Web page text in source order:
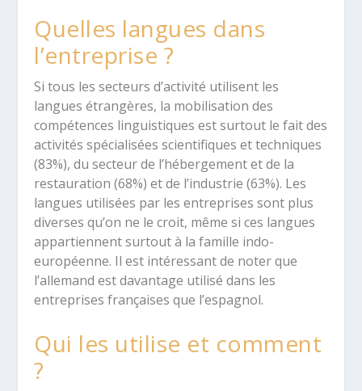
Quelles langues dans
l’entreprise ?
Si tous les secteurs d’activité utilisent les
langues étrangères, la mobilisation des
compétences linguistiques est surtout le fait des
activités spécialisées scientifiques et techniques
(83%), du secteur de l’hébergement et de la
restauration (68%) et de l’industrie (63%). Les
langues utilisées par les entreprises sont plus
diverses qu’on ne le croit, même si ces langues
appartiennent surtout à la famille indo-
européenne. Il est intéressant de noter que
l’allemand est davantage utilisé dans les
entreprises françaises que l’espagnol.
Qui les utilise et comment
?